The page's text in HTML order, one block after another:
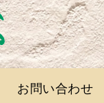
お問い合わせ